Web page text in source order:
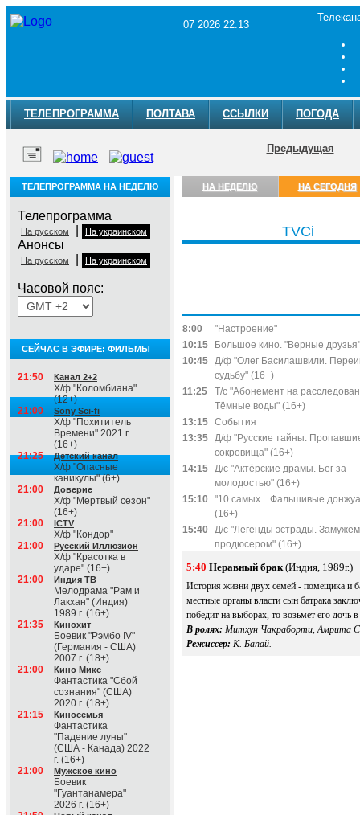
07 2026 22:13
ТЕЛЕПРОГРАММА ПОЛТАВА ССЫЛКИ ПОГОДА
Предыдущая
ТЕЛЕПРОГРАММА НА НЕДЕЛЮ
Телепрограмма
На русском На украинском
Анонсы
На русском На украинском
Часовой пояс:
СЕЙЧАС В ЭФИРЕ: ФИЛЬМЫ
21:50 Канал 2+2
Х/ф "Коломбиана"
(12+)
21:00
Sony Sci-fi
Х/ф "Похититель
Времени" 2021 г.
(16+)
21:25
Детский канал
Х/ф "Опасные
каникулы" (6+)
21:00
Доверие
Х/ф "Мертвый сезон"
(16+)
21:00
ICTV
Х/ф "Кондор"
21:00
Русский Иллюзион
Х/ф "Красотка в
ударе" (16+)
21:00
Индия ТВ
Мелодрама "Рам и
Лакхан" (Индия)
1989 г. (16+)
21:35
Кинохит
Боевик "Рэмбо IV"
(Германия - США)
2007 г. (18+)
21:00
Кино Микс
Фантастика "Сбой
сознания" (США)
2020 г. (18+)
21:15
Киносемья
Фантастика
"Падение луны"
(США - Канада) 2022
г. (16+)
21:00
Мужское кино
Боевик
"Гуантанамера"
2026 г. (16+)
НА НЕДЕЛЮ НА СЕГОДНЯ
TVCi
8:00
"Настроение"
10:15
Большое кино. "Верные
10:45 Д/ф "Олег Басилашвили.
судьбу" (16+)
11:25
Т/с "Абонемент на
Тёмные воды" (16+)
13:15 События
13:35 Д/ф "Русские тайны.
сокровища" (16+)
14:15 Д/с "Актёрские драмы. Бег за
молодостью" (16+)
15:10
"10 самых... Фальшивые
(16+)
15:40
Д/с "Легенды эстрады.
продюсером" (16+)
5:40 Неравный брак(Индия, 1989г.)
История жизни двух семей - помещика и
местные органы власти сын батрака
победит на выборах, то возьмет его дочь
В ролях: Митхун Чакраборти, Амрита
Режиссер: К. Бапай.